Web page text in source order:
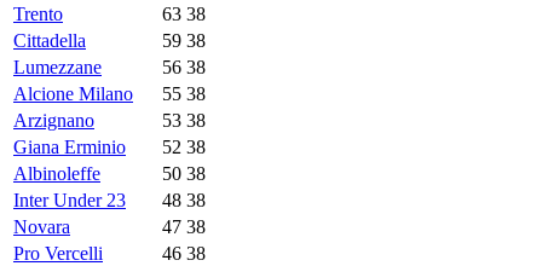
Trento
63 38
Cittadella
59 38
Lumezzane
56 38
Alcione Milano
55 38
Arzignano
53 38
Giana Erminio
52 38
Albinoleffe
50 38
Inter Under 23
48 38
Novara
47 38
Pro Vercelli
46 38